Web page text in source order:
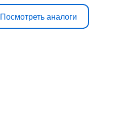
Посмотреть аналоги